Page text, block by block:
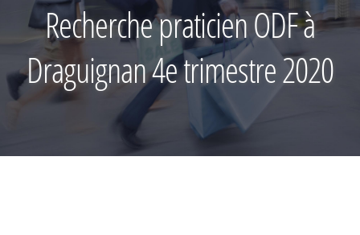
Recherche praticien ODF à
Draguignan 4e trimestre 2020